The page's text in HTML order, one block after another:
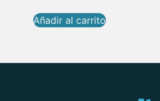
Añadir al carrito